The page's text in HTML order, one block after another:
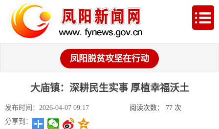
凤阳脱贫攻坚在行动
大庙镇：深耕民生实事 厚植幸福沃土
发布时间：2026-04-07 09:17 阅读次数： 77次
分享到：